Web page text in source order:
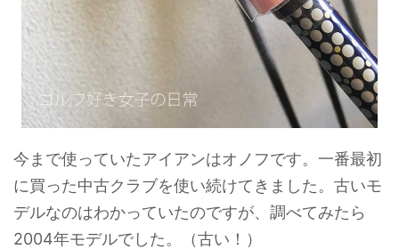
今まで使っていたアイアンはオノフです。一番最初
に買った中古クラブを使い続けてきました。古いモ
デルなのはわかっていたのですが、調べてみたら
2004年モデルでした。（古い！）